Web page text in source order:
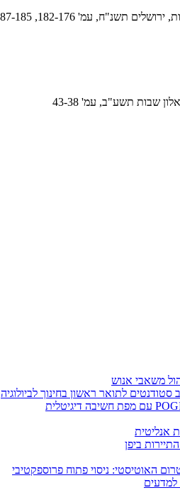
182-176, 187-185, 194-192
שבות תשע"ב, עמ' 43-38
לתואר ראשון בחינוך לביולוגיה
אנליטית
ביפן
האוטיסטי: ניסוי פתוח פרוספקטיבי
למדעים